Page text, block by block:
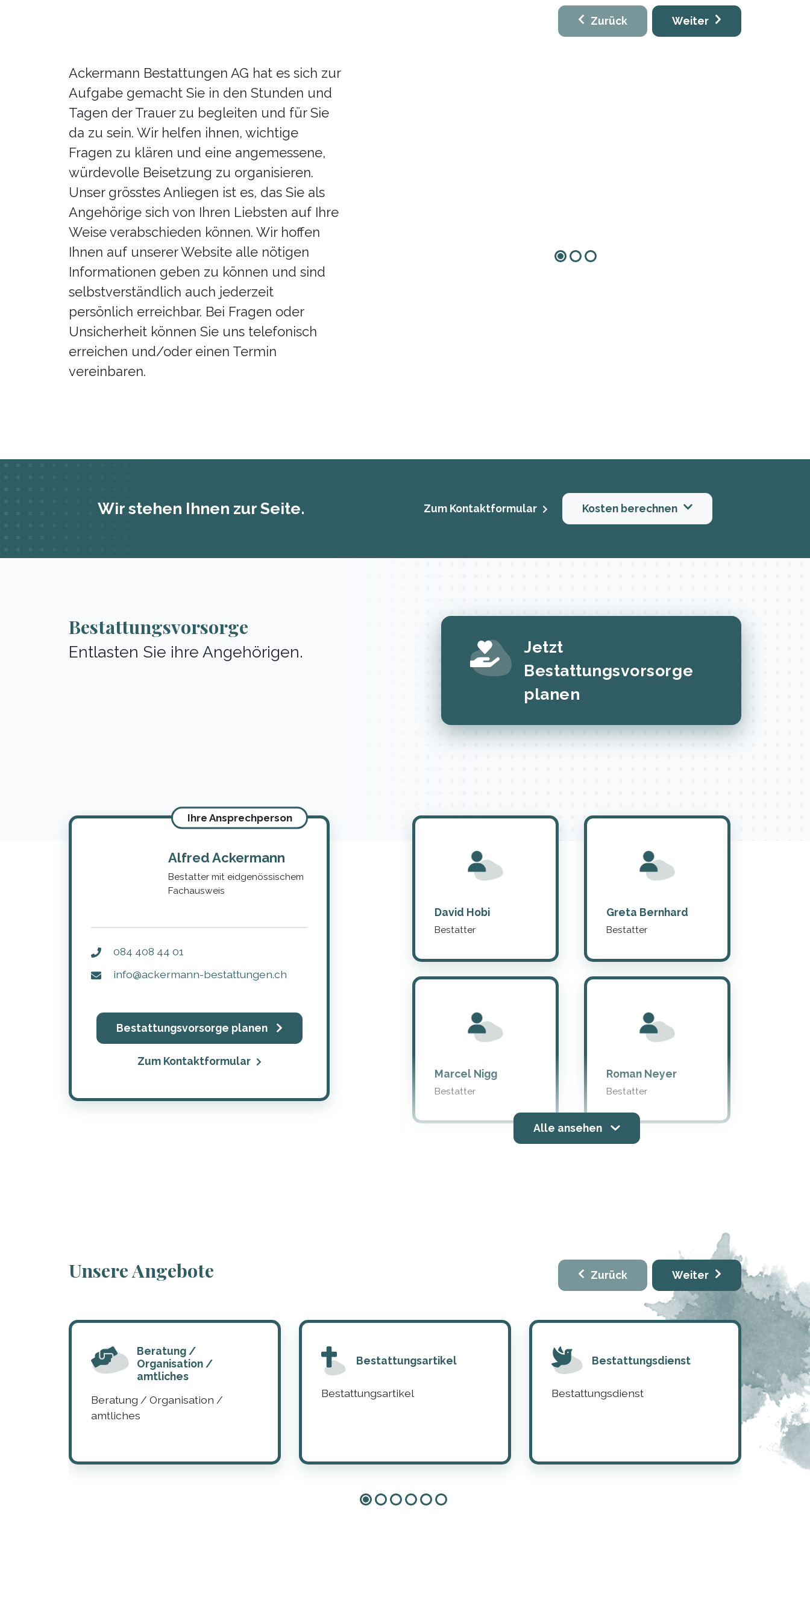
Ackermann Bestattungen AG hat es sich zur
Aufgabe gemacht Sie in den Stunden und
Tagen der Trauer zu begleiten und für Sie
da zu sein. Wir helfen ihnen, wichtige
Fragen zu klären und eine angemessene,
würdevolle Beisetzung zu organisieren.
Unser grösstes Anliegen ist es, das Sie als
Angehörige sich von Ihren Liebsten auf Ihre
Weise verabschieden können. Wir hoffen
Ihnen auf unserer Website alle nötigen
Informationen geben zu können und sind
selbstverständlich auch jederzeit
persönlich erreichbar. Bei Fragen oder
Unsicherheit können Sie uns telefonisch
erreichen und/oder einen Termin
vereinbaren.
Zurück Weiter
Wir stehen Ihnen zur Seite. Zum Kontaktformular Kosten berechnen
Bestattungsvorsorge
Entlasten Sie ihre Angehörigen.
Jetzt
Bestattungsvorsorge
planen
Ihre Ansprechperson
Alfred Ackermann
Bestatter mit eidgenössischem
Fachausweis
084 408 44 01
info@ackermann-bestattungen.ch
Bestattungsvorsorge planen
Zum Kontaktformular
David Hobi
Bestatter
Greta Bernhard
Bestatter
Marcel Nigg
Bestatter
Roman Neyer
Bestatter
Alle ansehen
Unsere Angebote Zurück Weiter
Beratung /
Organisation /
amtliches
Beratung / Organisation /
amtliches
Bestattungsartikel
Bestattungsartikel
Bestattungsdienst
Bestattungsdienst